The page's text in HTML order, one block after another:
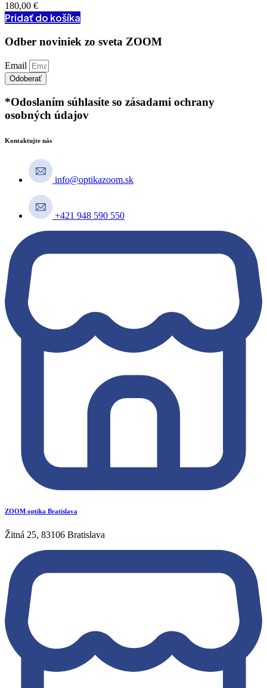
180,00 €
Pridať do košíka
Odber noviniek zo sveta ZOOM
Email
Odoberať
*Odoslaním súhlasíte so zásadami ochrany
osobných údajov
Kontaktujte nás
info@optikazoom.sk
+421 948 590 550
ZOOM optika Bratislava
Žitná 25, 83106 Bratislava